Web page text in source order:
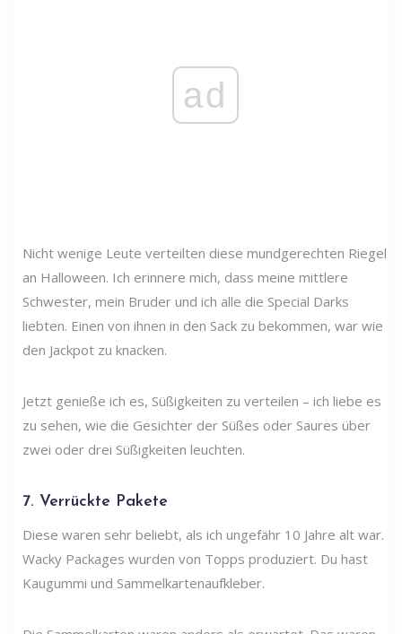
ad
Nicht wenige Leute verteilten diese mundgerechten Riegel
an Halloween. Ich erinnere mich, dass meine mittlere
Schwester, mein Bruder und ich alle die Special Darks
liebten. Einen von ihnen in den Sack zu bekommen, war wie
den Jackpot zu knacken.
Jetzt genieße ich es, Süßigkeiten zu verteilen – ich liebe es
zu sehen, wie die Gesichter der Süßes oder Saures über
zwei oder drei Süßigkeiten leuchten.
7. Verrückte Pakete
Diese waren sehr beliebt, als ich ungefähr 10 Jahre alt war.
Wacky Packages wurden von Topps produziert. Du hast
Kaugummi und Sammelkartenaufkleber.